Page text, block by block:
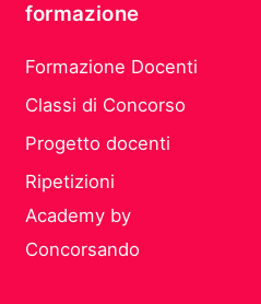
formazione
Formazione Docenti
Classi di Concorso
Progetto docenti
Ripetizioni
Academy by
Concorsando